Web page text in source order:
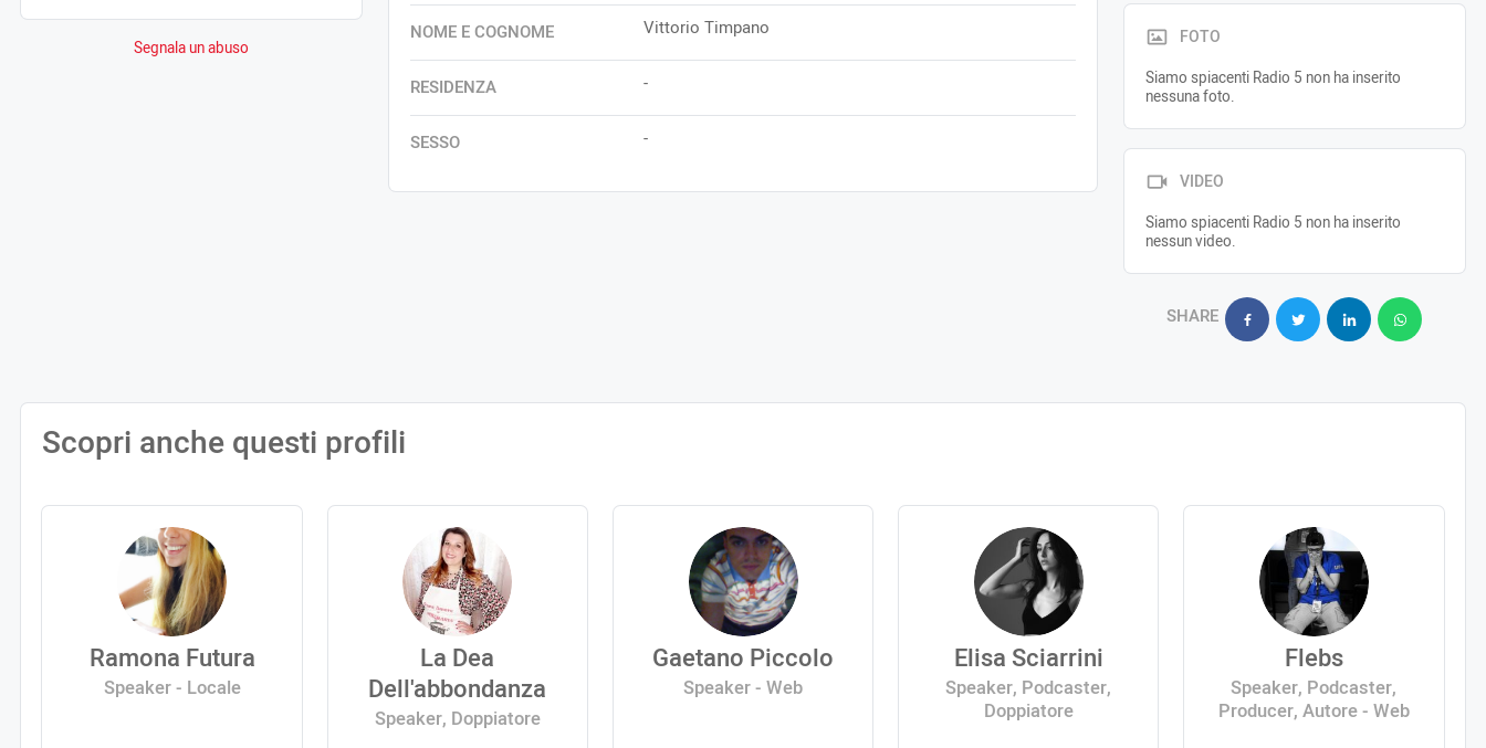
Segnala un abuso
NOME E COGNOME Vittorio Timpano
RESIDENZA -
SESSO -
FOTO
Siamo spiacenti Radio 5 non ha inserito
nessuna foto.
VIDEO
Siamo spiacenti Radio 5 non ha inserito
nessun video.
SHARE
Scopri anche questi profili
Ramona Futura
Speaker - Locale
La Dea
Dell'abbondanza
Speaker, Doppiatore
Gaetano Piccolo
Speaker - Web
Elisa Sciarrini
Speaker, Podcaster,
Doppiatore
Flebs
Speaker, Podcaster,
Producer, Autore - Web